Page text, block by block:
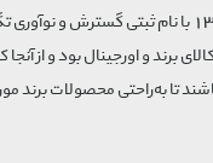
برند و اورجینال بود و از
تا به‌راحتی محصولات برند